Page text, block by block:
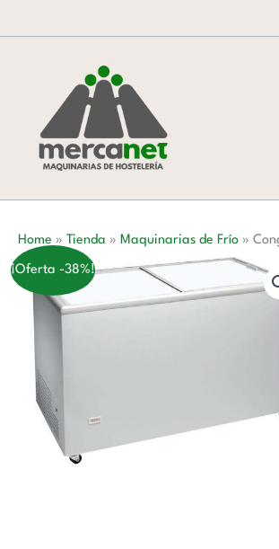
al
Home » Tienda » Maquinarias de Frío »
¡Oferta -38%!